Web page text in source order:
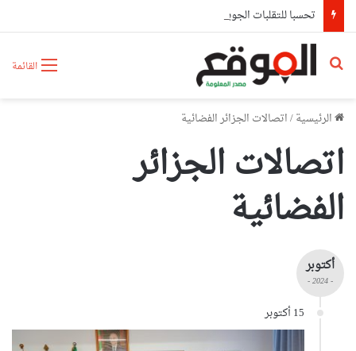
القائمة بحث عن
الرئيسية/اتصالات الجزائر الفضائية
اتصالات الجزائر
الفضائية
أكتوبر
- 2024 -
15 أكتوبر